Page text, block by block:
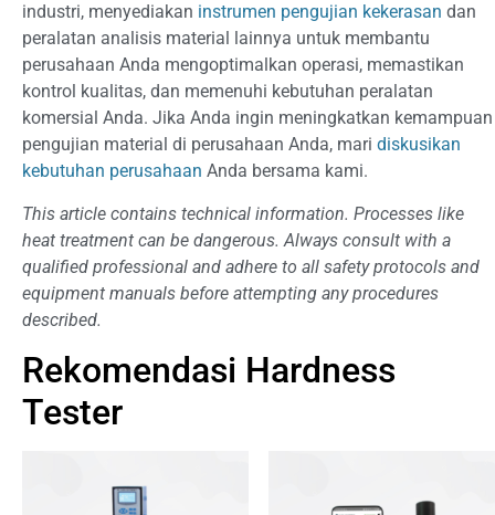
industri, menyediakan instrumen pengujian kekerasan dan
peralatan analisis material lainnya untuk membantu
perusahaan Anda mengoptimalkan operasi, memastikan
kontrol kualitas, dan memenuhi kebutuhan peralatan
komersial Anda. Jika Anda ingin meningkatkan kemampuan
pengujian material di perusahaan Anda, mari diskusikan
kebutuhan perusahaan Anda bersama kami.
This article contains technical information. Processes like
heat treatment can be dangerous. Always consult with a
qualified professional and adhere to all safety protocols and
equipment manuals before attempting any procedures
described.
Rekomendasi Hardness
Tester